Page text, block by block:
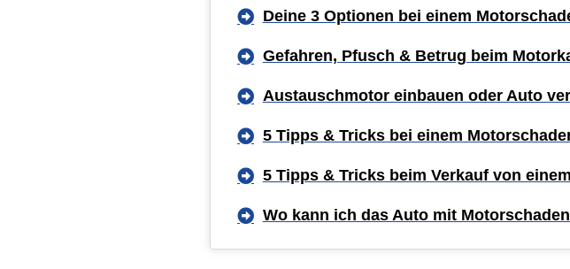
Deine 3 Optionen bei einem
Gefahren, Pfusch & Betrug beim
Austauschmotor einbauen oder Auto
5 Tipps & Tricks bei einem
5 Tipps & Tricks beim Verkauf von
Wo kann ich das Auto mit